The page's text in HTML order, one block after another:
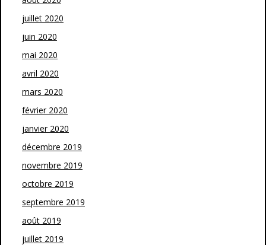
juillet 2020
juin 2020
mai 2020
avril 2020
mars 2020
février 2020
janvier 2020
décembre 2019
novembre 2019
octobre 2019
septembre 2019
août 2019
juillet 2019